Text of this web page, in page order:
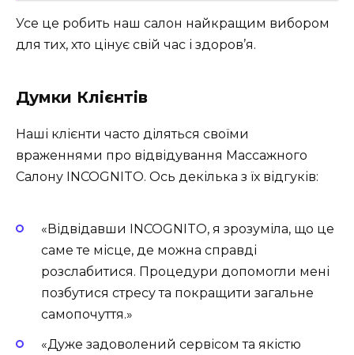
Усе це робить наш салон найкращим вибором
для тих, хто цінує свій час і здоров’я.
Думки Клієнтів
Наші клієнти часто діляться своїми
враженнями про відвідування Массажного
Салону INCOGNITO. Ось декілька з їх відгуків:
«Відвідавши INCOGNITO, я зрозуміла, що це
саме те місце, де можна справді
розслабитися. Процедури допомогли мені
позбутися стресу та покращити загальне
самопочуття.»
«Дуже задоволений сервісом та якістю